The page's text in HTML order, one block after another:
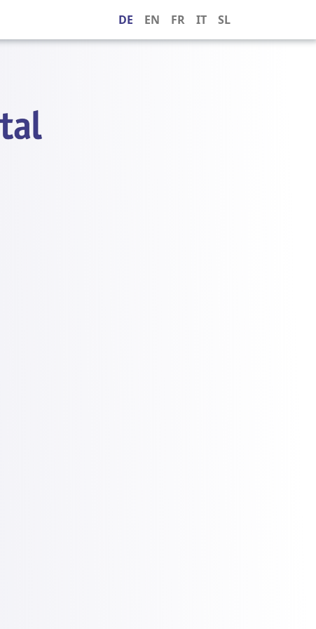
DE EN FR IT SL